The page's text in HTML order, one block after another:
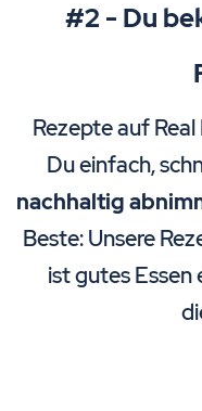
#2 - Du
Rezepte auf
Du einfach,
nachhaltig
Beste: Unsere
ist gutes Essen